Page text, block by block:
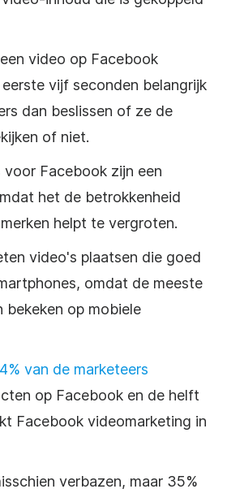
video op Facebook
vijf seconden belangrijk
dan beslissen of ze de
of niet.
voor Facebook zijn een
het de betrokkenheid
helpt te vergroten.
video's plaatsen die goed
omdat de meeste
bekeken op mobiele
van de marketeers
op Facebook en de helft
Facebook videomarketing in
verbazen, maar 35%